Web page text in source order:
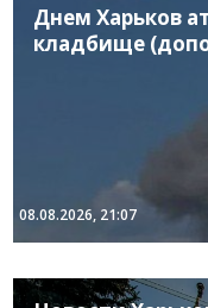
Днем Харьков
кладбище
08.08.2026, 21:07